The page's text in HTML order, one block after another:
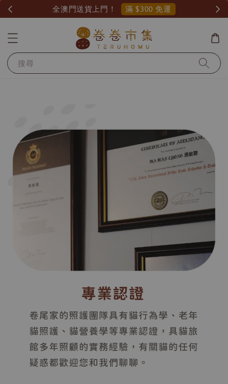
全澳門送貨上門！ 滿 $300 免運
搜尋